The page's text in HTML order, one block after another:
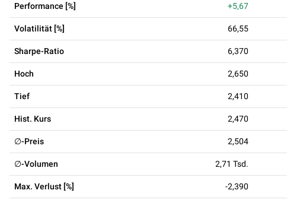
Performance [%] +5,67
Volatilität [%] 66,55
Sharpe-Ratio 6,370
Hoch 2,650
Tief 2,410
Hist. Kurs 2,470
∅-Preis 2,504
∅-Volumen 2,71 Tsd.
Max. Verlust [%] -2,390